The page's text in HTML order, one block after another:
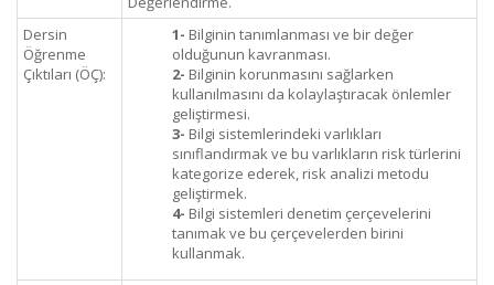
Dersin
Öğrenme
Çıktıları (ÖÇ):
1- Bilginin tanımlanması ve bir değer
olduğunun kavranması.
2- Bilginin korunmasını sağlarken
kullanılmasını da kolaylaştıracak önlemler
geliştirmesi.
3- Bilgi sistemlerindeki varlıkları
sınıflandırmak ve bu varlıkların risk türlerini
kategorize ederek, risk analizi metodu
geliştirmek.
4- Bilgi sistemleri denetim çerçevelerini
tanımak ve bu çerçevelerden birini
kullanmak.